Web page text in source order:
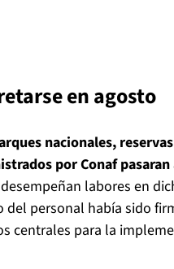
en agosto
nacionales,
por Conaf pasaran
labores en
personal había sido
centrales para la